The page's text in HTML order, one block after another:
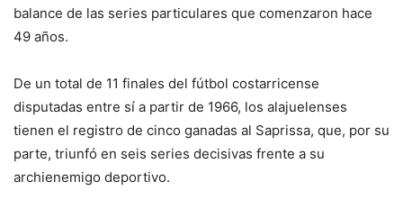
balance de las series particulares que comenzaron hace
49 años.
De un total de 11 finales del fútbol costarricense
disputadas entre sí a partir de 1966, los alajuelenses
tienen el registro de cinco ganadas al Saprissa, que, por su
parte, triunfó en seis series decisivas frente a su
archienemigo deportivo.